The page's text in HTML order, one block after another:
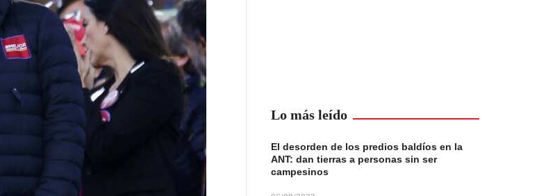
Lo más leído
El desorden de los predios baldíos en la
ANT: dan tierras a personas sin ser
campesinos